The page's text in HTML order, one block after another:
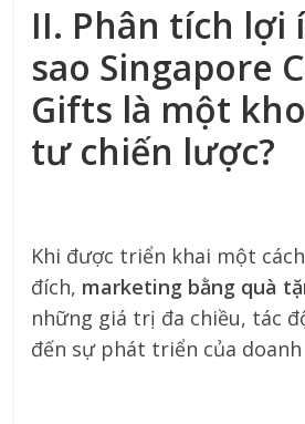
II. Phân tích lợi
sao Singapore
Gifts là một
tư chiến lược?
Khi được triển khai một
đích, marketing bằng quà
những giá trị đa chiều, tác
đến sự phát triển của